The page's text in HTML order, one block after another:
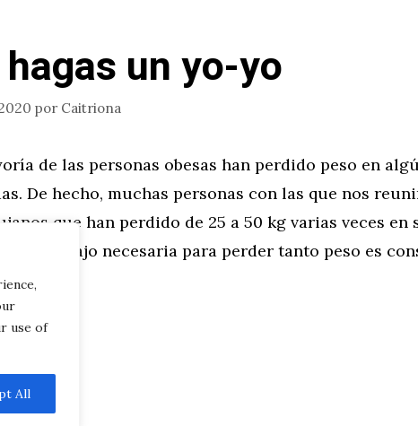
use of
All
un yo-yo
por Caitriona
de las personas obesas han perdido peso en
De hecho, muchas personas con las que nos
que han perdido de 25 a 50 kg varias veces en
de trabajo necesaria para perder tanto peso es